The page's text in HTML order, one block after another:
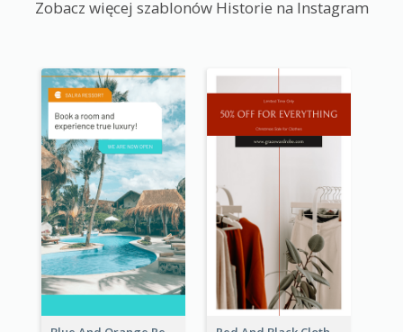
Zobacz więcej szablonów Historie na Instagram